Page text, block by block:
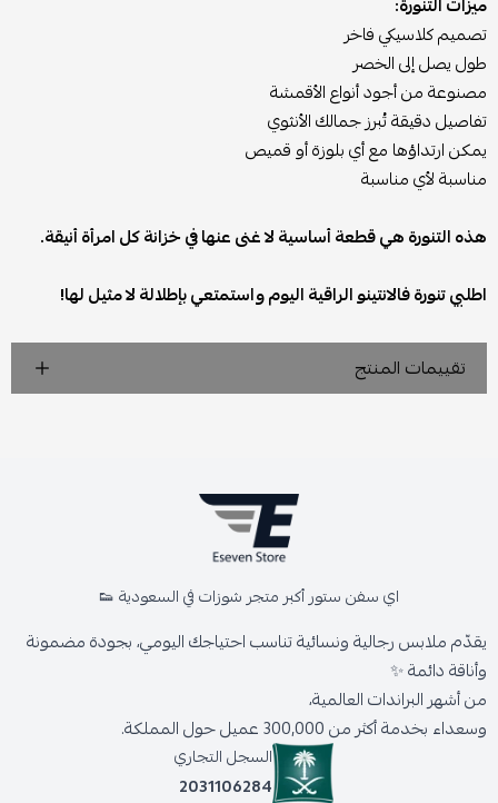
تصميم كلاسيكي فاخر
طول يصل إلى الخصر
مصنوعة من أجود أنواع الأقمشة
تفاصيل دقيقة تُبرز جمالك الأنثوي
يمكن ارتداؤها مع أي بلوزة أو قميص
مناسبة لأي مناسبة
هذه التنورة هي قطعة أساسية لا غنى عنها في خزانة كل امرأة أنيقة.
اطلبي تنورة فالانتينو الراقية اليوم واستمتعي بإطلالة لا مثيل لها!
تقييمات المنتج
اي سفن ستور أكبر متجر شوزات في السعودية 👟
يقدّم ملابس رجالية ونسائية تناسب احتياجك اليومي، بجودة مضمونة
وأناقة دائمة ✨
من أشهر البراندات العالمية،
وسعداء بخدمة أكثر من 300,000 عميل حول المملكة.
السجل التجاري
2031106284